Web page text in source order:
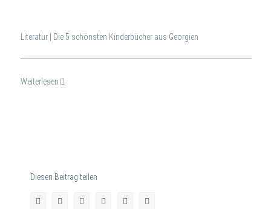
Literatur | Die 5 schönsten Kinderbücher aus Georgien
Weiterlesen
Diesen Beitrag teilen
facebooktwitter linkedin whatsapppinterest